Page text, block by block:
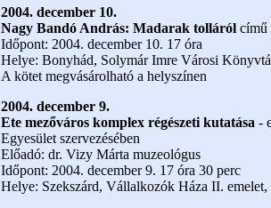
2004. december 10.
Nagy Bandó András: Madarak tollárólcímű
Időpont: 2004. december 10. 17 óra
Helye: Bonyhád, Solymár Imre Városi
A kötet megvásárolható a helyszínen
2004. december 9.
Ete mezőváros komplex régészeti kutatása -
Egyesület szervezésében
Előadó: dr. Vizy Márta muzeológus
Időpont: 2004. december 9. 17 óra 30 perc
Helye: Szekszárd, Vállalkozók Háza II.